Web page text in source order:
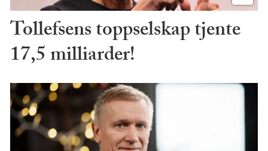
Tollefsens toppselskap tjente
17,5 milliarder!